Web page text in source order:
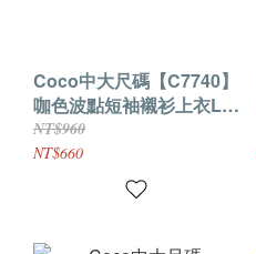
Coco中大尺碼【C7740】
咖色波點短袖襯衫上衣L-
5XL
NT$960
NT$660